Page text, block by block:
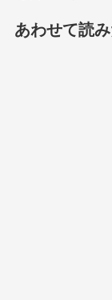
あわせて読